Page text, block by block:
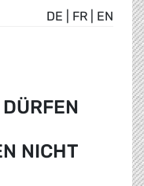
DE FR EN
NICHT